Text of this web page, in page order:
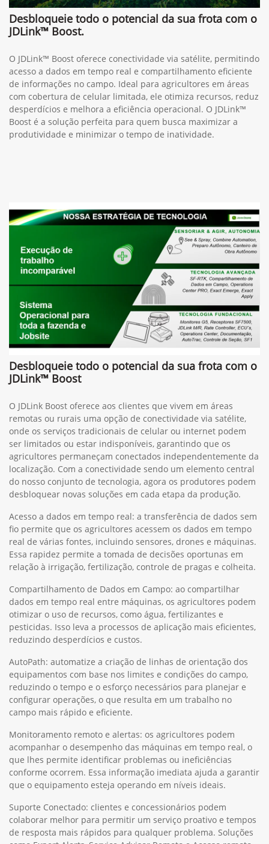
Desbloqueie todo o potencial da sua frota com o
JDLink™ Boost.
O JDLink™ Boost oferece conectividade via satélite, permitindo
acesso a dados em tempo real e compartilhamento eficiente
de informações no campo. Ideal para agricultores em áreas
com cobertura de celular limitada, ele otimiza recursos, reduz
Desbloqueie todo o potencial da sua frota com o
JDLink™ Boost
O JDLink Boost oferece aos clientes que vivem em áreas
remotas ou rurais uma opção de conectividade via satélite,
onde os serviços tradicionais de celular ou internet podem
ser limitados ou estar indisponíveis, garantindo que os
agricultores permaneçam conectados independentemente da
localização. Com a conectividade sendo um elemento central
do nosso conjunto de tecnologia, agora os produtores podem
desbloquear novas soluções em cada etapa da produção.
Acesso a dados em tempo real: a transferência de dados sem
fio permite que os agricultores acessem os dados em tempo
real de várias fontes, incluindo sensores, drones e máquinas.
Essa rapidez permite a tomada de decisões oportunas em
relação à irrigação, fertilização, controle de pragas e colheita.
Compartilhamento de Dados em Campo: ao compartilhar
dados em tempo real entre máquinas, os agricultores podem
otimizar o uso de recursos, como água, fertilizantes e
pesticidas. Isso leva a processos de aplicação mais eficientes,
reduzindo desperdícios e custos.
AutoPath: automatize a criação de linhas de orientação dos
equipamentos com base nos limites e condições do campo,
reduzindo o tempo e o esforço necessários para planejar e
configurar operações, o que resulta em um trabalho no
campo mais rápido e eficiente.
Monitoramento remoto e alertas: os agricultores podem
acompanhar o desempenho das máquinas em tempo real, o
que lhes permite identificar problemas ou ineficiências
conforme ocorrem. Essa informação imediata ajuda a garantir
que o equipamento esteja operando em níveis ideais.